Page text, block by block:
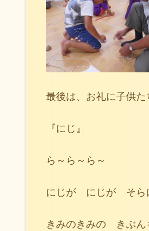
最後は、お礼に子供
『にじ』
ら～ら～ら～
にじが にじが そら
きみのきみの きぶん